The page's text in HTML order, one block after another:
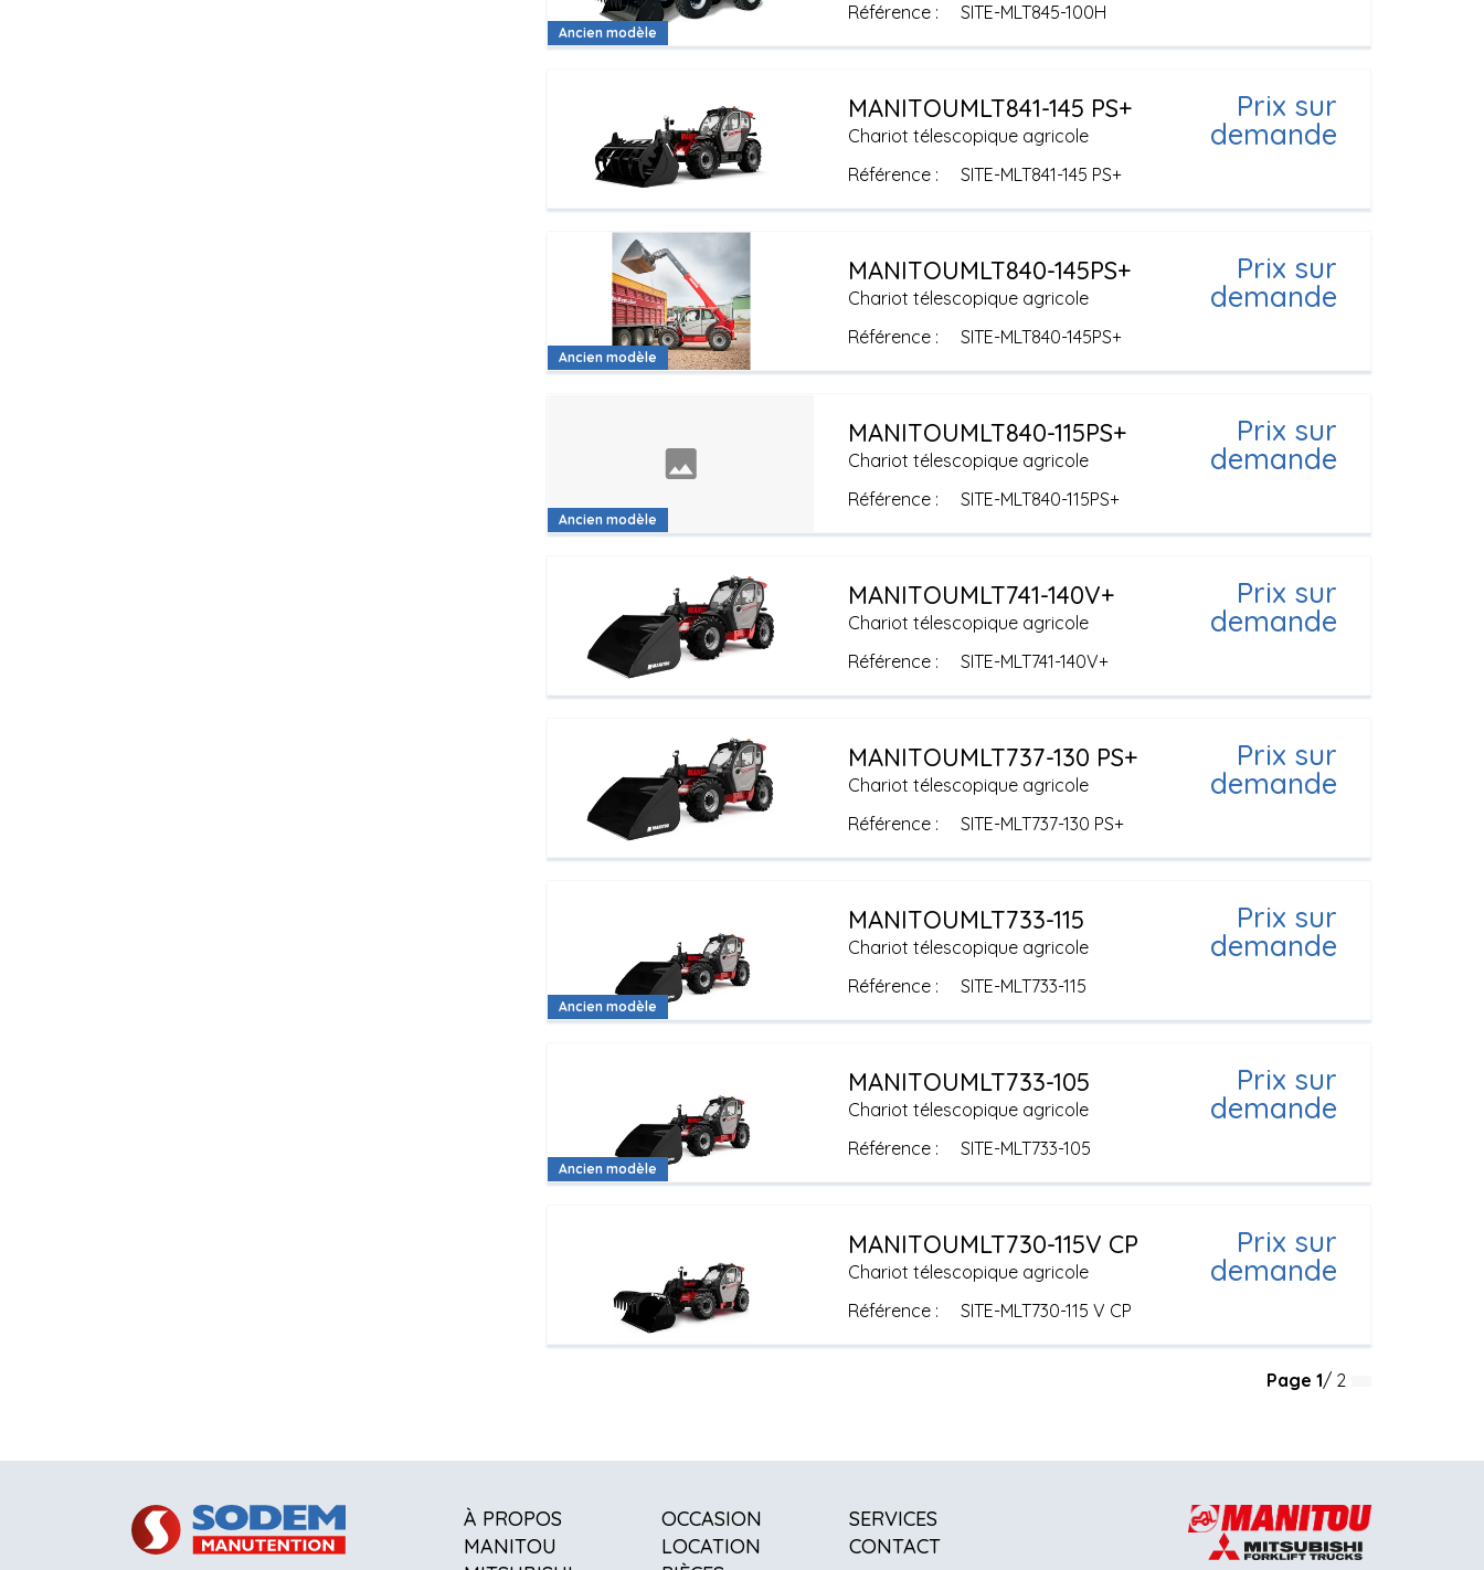
Ancien modèle
Référence SITE-MLT845-100H
Chariot télescopique agricole
MANITOUMLT841-145 PS+
Référence SITE-MLT841-145 PS+
Prix sur
demande
Ancien modèle
Chariot télescopique agricole
MANITOUMLT840-145PS+
Référence SITE-MLT840-145PS+
Prix sur
demande
Ancien modèle
Chariot télescopique agricole
MANITOUMLT840-115PS+
Référence SITE-MLT840-115PS+
Prix sur
demande
Chariot télescopique agricole
MANITOUMLT741-140V+
Référence SITE-MLT741-140V+
Prix sur
demande
Chariot télescopique agricole
MANITOUMLT737-130 PS+
Référence SITE-MLT737-130 PS+
Prix sur
demande
Ancien modèle
Chariot télescopique agricole
MANITOUMLT733-115
Référence SITE-MLT733-115
Prix sur
demande
Ancien modèle
Chariot télescopique agricole
MANITOUMLT733-105
Référence SITE-MLT733-105
Prix sur
demande
Chariot télescopique agricole
MANITOUMLT730-115V CP
Référence SITE-MLT730-115 V CP
Prix sur
demande
Page 1/ 2
À PROPOS
MANITOU
OCCASION
LOCATION
SERVICES
CONTACT